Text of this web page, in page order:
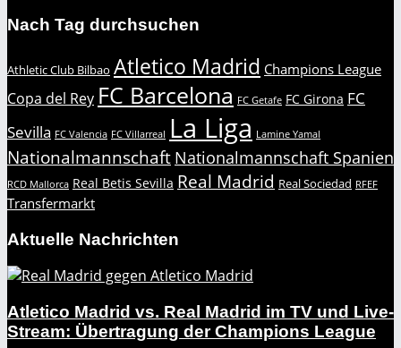
Nach Tag durchsuchen
Athletic Club Bilbao Atletico Madrid Champions League
Copa del Rey FC Barcelona FC Getafe FC Girona FC
Sevilla FC Valencia FC Villarreal La Liga Lamine Yamal
Nationalmannschaft Nationalmannschaft Spanien
RCD Mallorca Real Betis Sevilla Real Madrid Real Sociedad RFEF
Transfermarkt
Aktuelle Nachrichten
Atletico Madrid vs. Real Madrid im TV und Live-
Stream: Übertragung der Champions League